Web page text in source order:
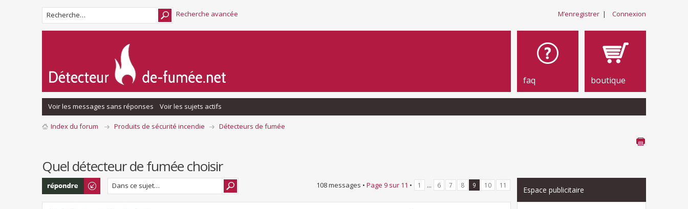
M’enregistrer | Connexion
Recherche avancée
faq boutique
Voir les messages sans réponses Voir les sujets actifs
Index du forum Produits de sécurité incendie Détecteurs de fumée
Quel détecteur de fumée choisir
Répondre 108 messages • Page 9 sur 11 • 1 ... 6 7 8 9 10 11 Espace publicitaire